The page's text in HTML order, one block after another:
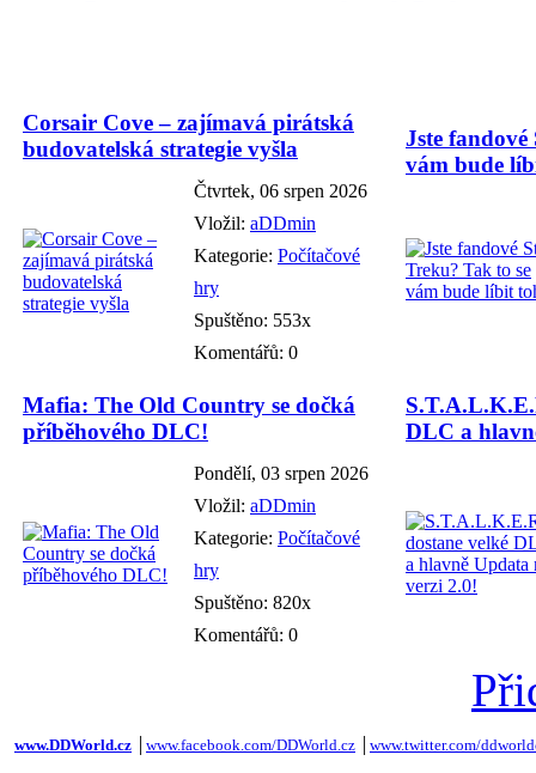
Corsair Cove – zajímavá pirátská
budovatelská strategie vyšla
Čtvrtek, 06 srpen 2026
Vložil: aDDmin
Kategorie: Počítačové
hry
Spuštěno: 553x
Komentářů: 0
Jste
vám bude
Mafia: The Old Country se dočká
příběhového DLC!
Pondělí, 03 srpen 2026
Vložil: aDDmin
Kategorie: Počítačové
hry
Spuštěno: 820x
Komentářů: 0
DLC a
www.DDWorld.cz www.facebook.com/DDWorld.cz www.twitter.com/